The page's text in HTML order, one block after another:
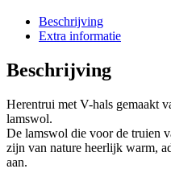
Beschrijving
Extra informatie
Beschrijving
Herentrui met V-hals gemaakt
lamswol.
De lamswol die voor de truien
zijn van nature heerlijk warm,
aan.